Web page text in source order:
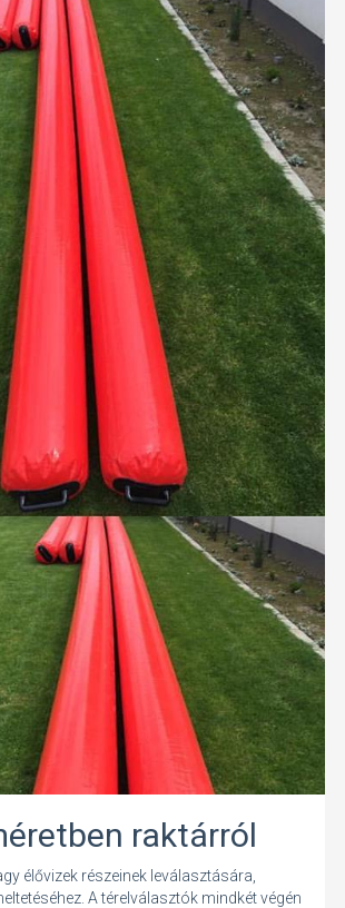
raktárról
élővizek részeinek leválasztására,
A térelválasztók mindkét végén